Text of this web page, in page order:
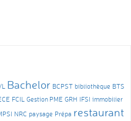
L Bachelor BCPST bibliothèque BTS
FCIL Gestion PME GRH IFSI immobilier
NRC paysage Prépa restaurant